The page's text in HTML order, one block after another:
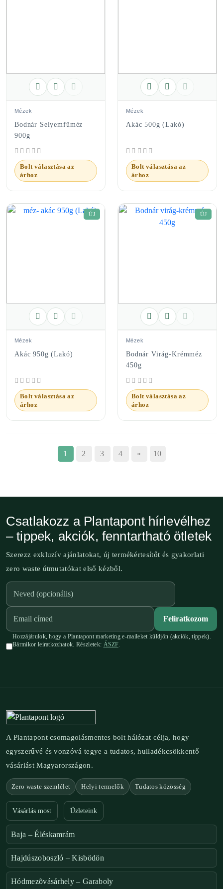
Mézek
Bodnár Selyemfűméz
900g
Bolt választása az
árhoz
Mézek
Akác 500g (Lakó)
Bolt választása az
árhoz
ÚJ
Mézek
Akác 950g (Lakó)
Bolt választása az
árhoz
ÚJ
Mézek
Bodnár Virág-Krémméz
450g
Bolt választása az
árhoz
1 2 3 4 » 10
Csatlakozz a Plantapont hírlevélhez
– tippek, akciók, fenntartható ötletek
Szerezz exkluzív ajánlatokat, új termékértesítőt és gyakorlati
zero waste útmutatókat első kézből.
Feliratkozom
Hozzájárulok, hogy a Plantapont marketing e-maileket küldjön (akciók, tippek).
Bármikor leiratkozhatok. Részletek: ÁSZF.
A Plantapont csomagolásmentes bolt hálózat célja, hogy
egyszerűvé és vonzóvá tegye a tudatos, hulladékcsökkentő
vásárlást Magyarországon.
Zero waste szemlélet Helyi termelők Tudatos közösség
Vásárlás most Üzleteink
Baja – Éléskamrám
Hajdúszoboszló – Kisbödön
Hódmezõvásárhely – Garaboly